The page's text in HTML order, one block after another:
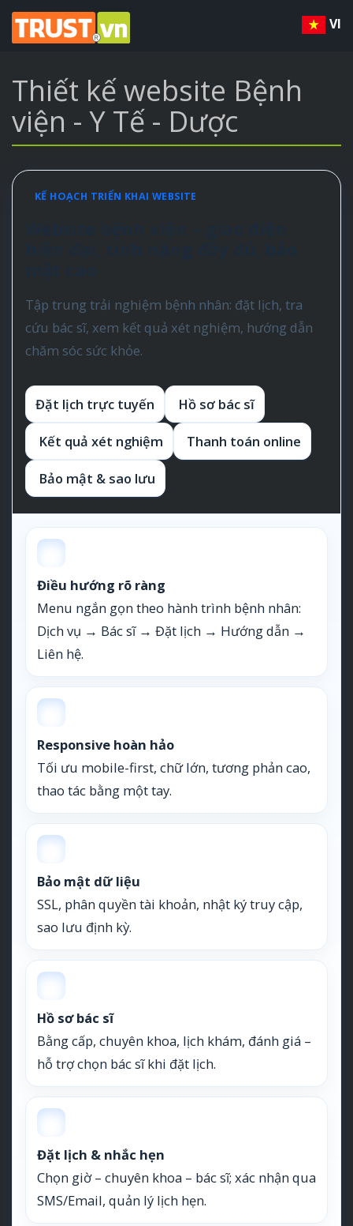
VI
Thiết kế website Bệnh
viện - Y Tế - Dược
KẾ HOẠCH TRIỂN KHAI WEBSITE
Tập trung trải nghiệm bệnh nhân: đặt lịch, tra
cứu bác sĩ, xem kết quả xét nghiệm, hướng dẫn
chăm sóc sức khỏe.
Đặt lịch trực tuyến Hồ sơ bác sĩ
Kết quả xét nghiệm Thanh toán online
Bảo mật & sao lưu
Điều hướng rõ ràng
Menu ngắn gọn theo hành trình bệnh nhân:
Dịch vụ → Bác sĩ → Đặt lịch → Hướng dẫn →
Liên hệ.
Responsive hoàn hảo
Tối ưu mobile-first, chữ lớn, tương phản cao,
thao tác bằng một tay.
Bảo mật dữ liệu
SSL, phân quyền tài khoản, nhật ký truy cập,
sao lưu định kỳ.
Hồ sơ bác sĩ
Bằng cấp, chuyên khoa, lịch khám, đánh giá –
hỗ trợ chọn bác sĩ khi đặt lịch.
Đặt lịch & nhắc hẹn
Chọn giờ – chuyên khoa – bác sĩ; xác nhận qua
SMS/Email, quản lý lịch hẹn.